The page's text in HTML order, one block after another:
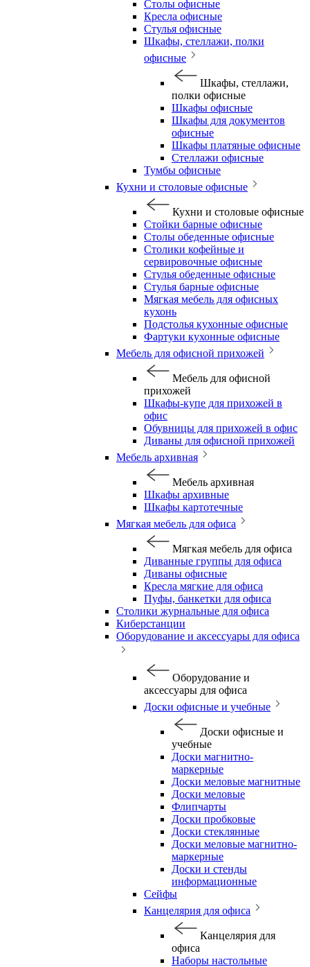
Столы офисные
Кресла офисные
Стулья офисные
Шкафы, стеллажи, полки
офисные
Шкафы, стеллажи,
полки офисные
Шкафы офисные
Шкафы для документов
офисные
Шкафы платяные офисные
Стеллажи офисные
Тумбы офисные
Кухни и столовые офисные
Кухни и столовые офисные
Стойки барные офисные
Столы обеденные офисные
Столики кофейные и
сервировочные офисные
Стулья обеденные офисные
Стулья барные офисные
Мягкая мебель для офисных
кухонь
Подстолья кухонные офисные
Фартуки кухонные офисные
Мебель для офисной прихожей
Мебель для офисной
прихожей
Шкафы-купе для прихожей в
офис
Обувницы для прихожей в офис
Диваны для офисной прихожей
Мебель архивная
Мебель архивная
Шкафы архивные
Шкафы картотечные
Мягкая мебель для офиса
Мягкая мебель для офиса
Диванные группы для офиса
Диваны офисные
Кресла мягкие для офиса
Пуфы, банкетки для офиса
Столики журнальные для офиса
Киберстанции
Оборудование и аксессуары для офиса
Оборудование и
аксессуары для офиса
Доски офисные и учебные
Доски офисные и
учебные
Доски магнитно-
маркерные
Доски меловые магнитные
Доски меловые
Флипчарты
Доски пробковые
Доски стеклянные
Доски меловые магнитно-
маркерные
Доски и стенды
информационные
Сейфы
Канцелярия для офиса
Канцелярия для
офиса
Наборы настольные